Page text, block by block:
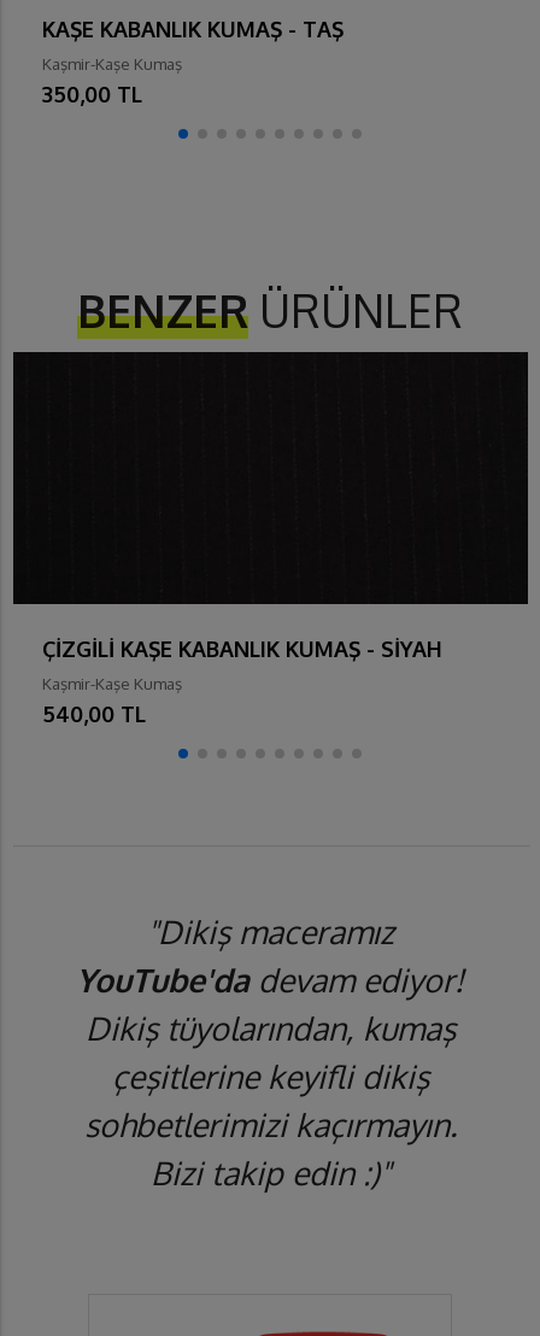
KAŞE KABANLIK KUMAŞ - TAŞ
Kaşmir-Kaşe Kumaş
350,00 TL
BENZER ÜRÜNLER
ÇİZGİLİ KAŞE KABANLIK KUMAŞ - SİYAH
Kaşmir-Kaşe Kumaş
540,00 TL
"Dikiş maceramız
YouTube'dadevam ediyor!
Dikiş tüyolarından, kumaş
çeşitlerine keyifli dikiş
sohbetlerimizi kaçırmayın.
Bizi takip edin :)"